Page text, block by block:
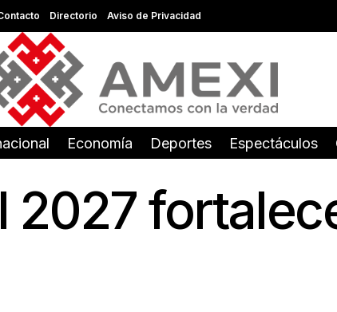
Directorio Aviso de Privacidad
Economía Deportes Espectáculos
2027